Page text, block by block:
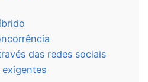
das redes sociais
exigentes